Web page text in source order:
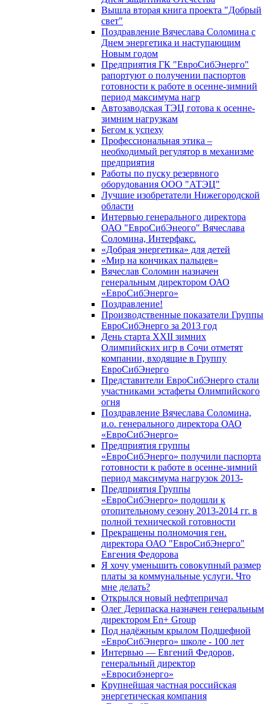
Вышла вторая книга проекта "Добрый
свет"
Поздравление Вячеслава Соломина с
Днем энергетика и наступающим
Новым годом
Предприятия ГК "ЕвроСибЭнерго"
рапортуют о получении паспортов
готовности к работе в осенне-зимний
период максимума нагр
Автозаводская ТЭЦ готова к осенне-
зимним нагрузкам
Бегом к успеху
Профессиональная этика –
необходимый регулятор в механизме
предприятия
Работы по пуску резервного
оборудования ООО "АТЭЦ"
Лучшие изобретатели Нижегородской
области
Интервью генерального директора
ОАО "ЕвроСибЭнеого" Вячеслава
Соломина, Интерфакс.
«Добрая энергетика» для детей
«Мир на кончиках пальцев»
Вячеслав Соломин назначен
генеральным директором ОАО
«ЕвроСибЭнерго»
Поздравление!
Производственные показатели Группы
ЕвроСибЭнерго за 2013 год
День старта XXII зимних
Олимпийских игр в Сочи отметят
компании, входящие в Группу
ЕвроСибЭнерго
Представители ЕвроСибЭнерго стали
участниками эстафеты Олимпийского
огня
Поздравление Вячеслава Соломина,
и.о. генерального директора ОАО
«ЕвроСибЭнерго»
Предприятия группы
«ЕвроСибЭнерго» получили паспорта
готовности к работе в осенне-зимний
период максимума нагрузок 2013-
Предприятия Группы
«ЕвроСибЭнерго» подошли к
отопительному сезону 2013-2014 гг. в
полной технической готовности
Прекращены полномочия ген.
директора ОАО "ЕвроСибЭнерго"
Евгения Федорова
Я хочу уменьшить совокупный размер
платы за коммунальные услуги. Что
мне делать?
Открылся новый нефтепричал
Олег Дерипаска назначен генеральным
директором En+ Group
Под надёжным крылом Подшефной
«ЕвроСибЭнерго» школе - 100 лет
Интервью — Евгений Федоров,
генеральный директор
«Евросибэнерго»
Крупнейшая частная российская
энергетическая компания